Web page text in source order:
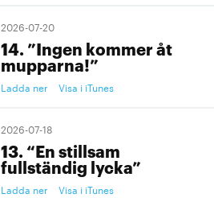
2026-07-20
14. ”Ingen kommer åt
mupparna!”
Ladda ner Visa i iTunes
2026-07-18
13. “En stillsam
fullständig lycka”
Ladda ner Visa i iTunes